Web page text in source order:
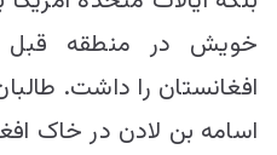
خویش در منطقه
افغانستان را داشت.
اسامه بن لادن در خاک